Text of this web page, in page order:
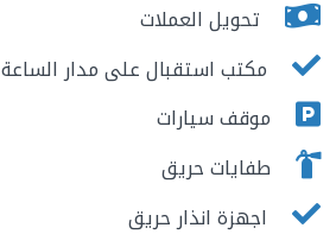
تحويل العملات
مكتب استقبال على مدار الساعة
موقف سيارات
طفايات حريق
اجهزة انذار حريق